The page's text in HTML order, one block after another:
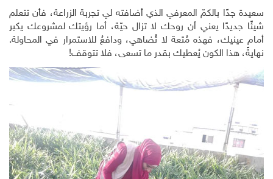
سعيدة جدًا بالكمّ المعرفي الذي أضافته لي تجربة الزراعة، فأن تتعلم
شيئًا جديدًا يعني أن روحك لا تزال حيّة، أما رؤيتك لمشروعك يكبر
أمام عينيك، فهذه مُتعة لا تُضاهي، ودافعُ للاستمرار في المحاولة.
نهايةً، هذا الكون يُعطيك بقدر ما تسعى، فلا تتوقف!